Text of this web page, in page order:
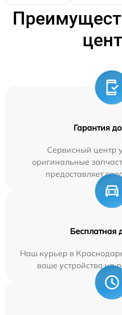
Гарантия
Сервисный центр
оригинальные
предоставляет
Бесплатная
Наш курьер в
ваше устройство на